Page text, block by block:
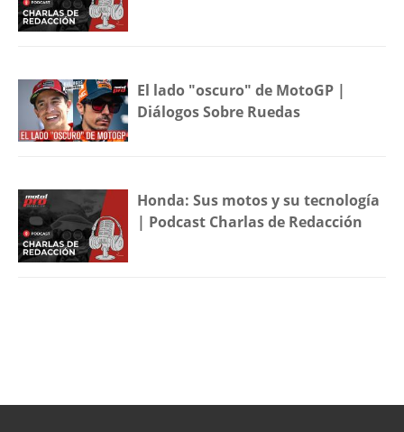
El lado "oscuro" de MotoGP |
Diálogos Sobre Ruedas
Honda: Sus motos y su tecnología
| Podcast Charlas de Redacción